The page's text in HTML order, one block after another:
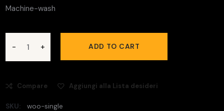
Machine-wash
ADD TO CART
Compare Aggiungi alla Lista desideri
SKU:
woo-single